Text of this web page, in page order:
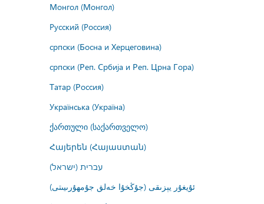
Монгол (Монгол)
Русский (Россия)
српски (Босна и Херцеговина)
српски (Реп. Србија и Реп. Црна Гора)
Татар (Россия)
Українська (Україна)
ქართული (საქართველო)
Հայերեն (Հայաստան)
עברית (ישראל)
ئۇيغۇر يېزىقى (جۇڭخۇا خەلق جۇمھۇرىيىتى)